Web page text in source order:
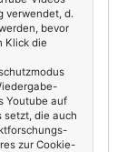
,tasche
verwendet, d.
bevor
Klick die
Youtube auf
setzt, die auch
zur Cookie-